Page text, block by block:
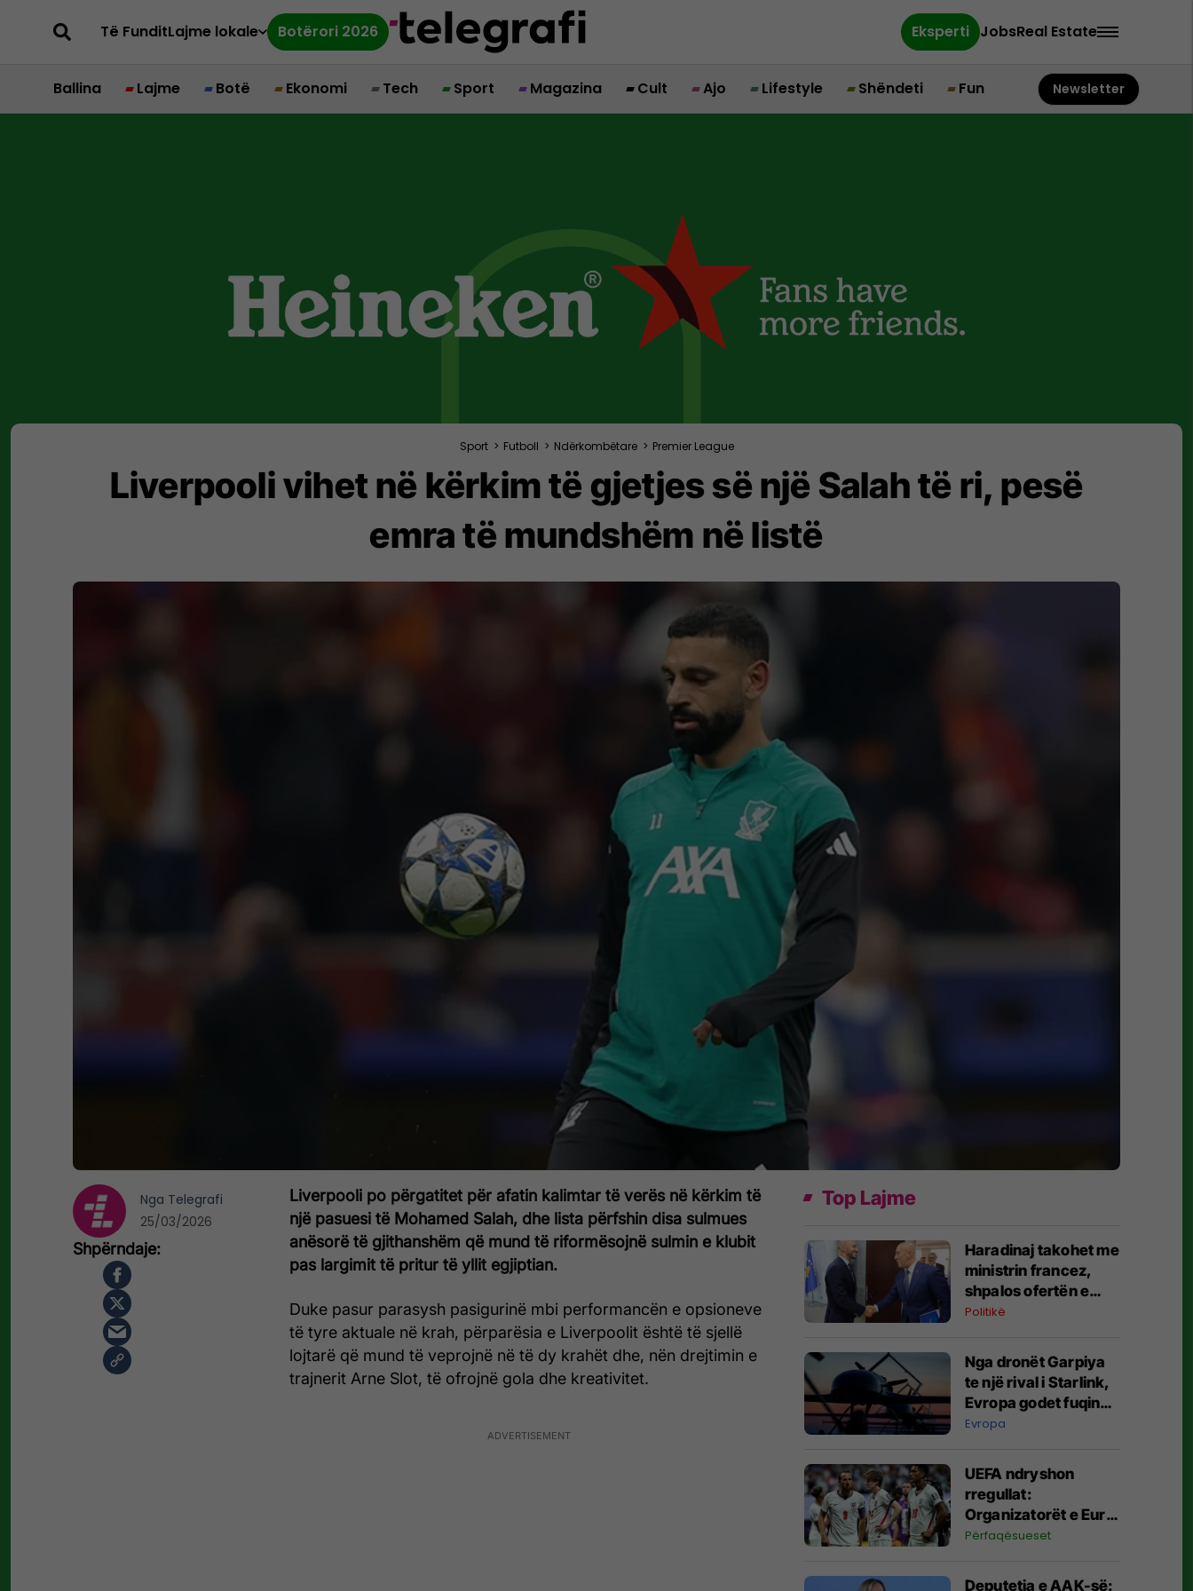
Të FunditLajme lokale Botërori 2026 Eksperti JobsReal Estate
Ballina Lajme Botë Ekonomi Tech Sport Magazina Cult Ajo Lifestyle Shëndeti Fun Newsletter
Sport > Futboll > Ndërkombëtare > Premier League
Liverpooli vihet në kërkim të gjetjes së një Salah të ri, pesë
emra të mundshëm në listë
Liverpooli po përgatitet për afatin kalimtar të verës në kërkim të
një pasuesi të Mohamed Salah, dhe lista përfshin disa sulmues
anësorë të gjithanshëm që mund të riformësojnë sulmin e klubit
pas largimit të pritur të yllit egjiptian.
Duke pasur parasysh pasigurinë mbi performancën e opsioneve
të tyre aktuale në krah, përparësia e Liverpoolit është të sjellë
lojtarë që mund të veprojnë në të dy krahët dhe, nën drejtimin e
trajnerit Arne Slot, të ofrojnë gola dhe kreativitet.
Nga Telegrafi
25/03/2026
Top Lajme
Haradinaj takohet me
ministrin francez,
shpalos ofertën e
Aleancës për krijimin
Politikë
Nga dronët Garpiya
te një rival i Starlink,
Evropa godet fuqinë
ushtarake të Rusisë
Evropa
UEFA ndryshon
rregullat:
Organizatorët e Euro
2028 nuk
Përfaqësueset
Deputetja e AAK-së: